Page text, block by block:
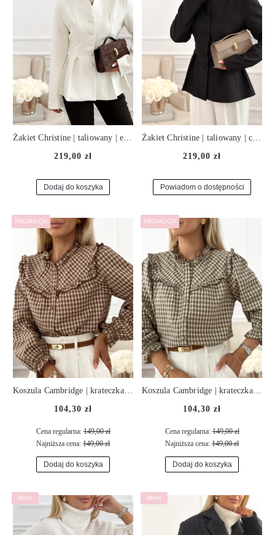
Żakiet Christine | taliowany | ecru ♡
219,00 zł
Dodaj do koszyka
Żakiet Christine | taliowany | czerń ♡
219,00 zł
Powiadom o dostępności
Koszula Cambridge | krateczka | rust ♡
104,30 zł
Cena regularna:149,00 zł
Najniższa cena: 149,00 zł
Dodaj do koszyka
PROMOCJA
Koszula Cambridge | krateczka | olive ♡
104,30 zł
Cena regularna:149,00 zł
Najniższa cena: 149,00 zł
Dodaj do koszyka
PROMOCJA